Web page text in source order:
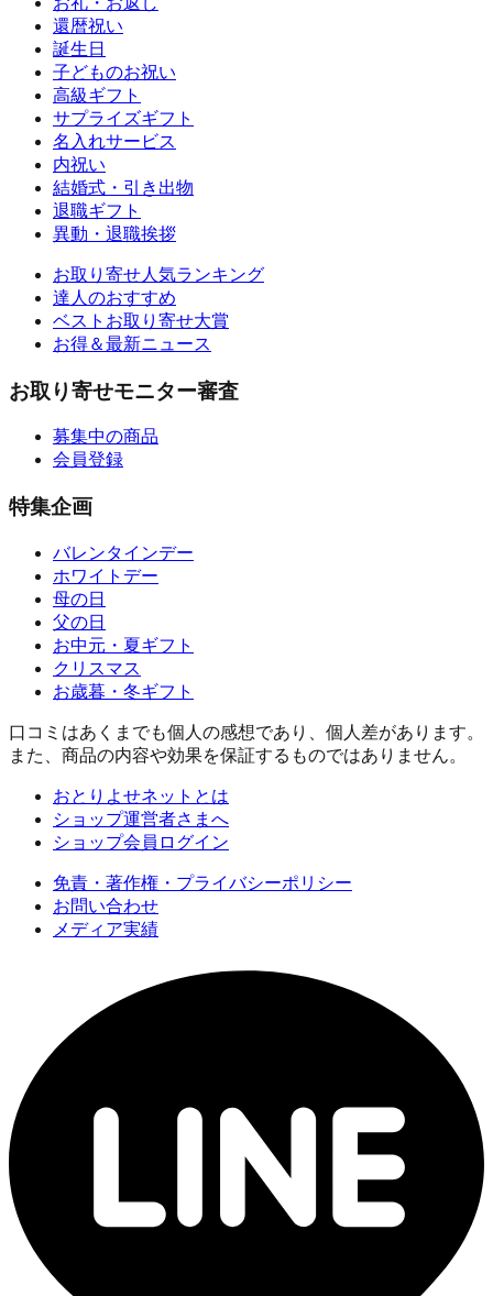
還暦祝い
誕生日
子どものお祝い
高級ギフト
サプライズギフト
名入れサービス
内祝い
結婚式・引き出物
退職ギフト
異動・退職挨拶
お取り寄せ人気ランキング
達人のおすすめ
ベストお取り寄せ大賞
お得＆最新ニュース
お取り寄せモニター審査
募集中の商品
会員登録
特集企画
バレンタインデー
ホワイトデー
母の日
父の日
お中元・夏ギフト
クリスマス
お歳暮・冬ギフト
口コミはあくまでも個人の感想であり、個人差があります。
また、商品の内容や効果を保証するものではありません。
おとりよせネットとは
ショップ運営者さまへ
ショップ会員ログイン
免責・著作権・プライバシーポリシー
お問い合わせ
メディア実績